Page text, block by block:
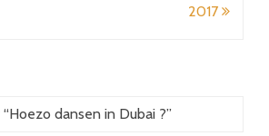
2017
Hoezo dansen in Dubai ?”